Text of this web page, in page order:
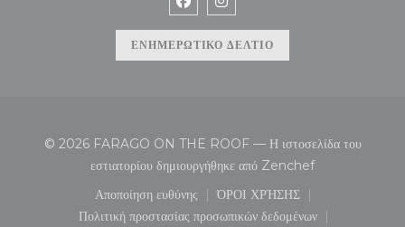
Facebook ((ανοίγει σε νέο
Instagram ((ανοίγει σε νέο
ΕΝΗΜΕΡΩΤΙΚΌ ΔΕΛΤΊΟ
© 2026 FARAGO ON THE ROOF — Η ιστοσελίδα του
εστιατορίου δημιουργήθηκε από Zenchef((ανοίγει σε νέο
Αποποίηση ευθύνης
((ανοίγει σε νέο παράθυρο))
ΌΡΟΙ ΧΡΉΣΗΣ
((ανοίγει σε νέο
Πολιτική προστασίας προσωπικών δεδομένων